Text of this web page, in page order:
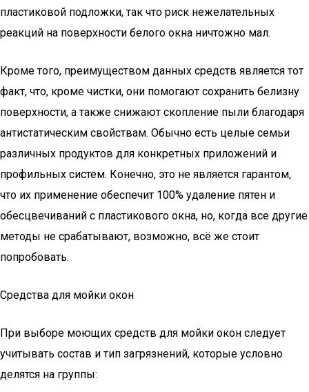
пластиковой подложки, так что риск нежелательных
реакций на поверхности белого окна ничтожно мал.
Кроме того, преимуществом данных средств является тот
факт, что, кроме чистки, они помогают сохранить белизну
поверхности, а также снижают скопление пыли благодаря
антистатическим свойствам. Обычно есть целые семьи
различных продуктов для конкретных приложений и
профильных систем. Конечно, это не является гарантом,
что их применение обеспечит 100% удаление пятен и
обесцвечиваний с пластикового окна, но, когда все другие
методы не срабатывают, возможно, всё же стоит
попробовать.
Средства для мойки окон
При выборе моющих средств для мойки окон следует
учитывать состав и тип загрязнений, которые условно
делятся на группы: